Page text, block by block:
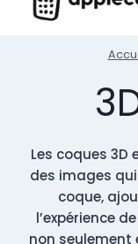
Les coques
des images
coque,
l’expérience
non